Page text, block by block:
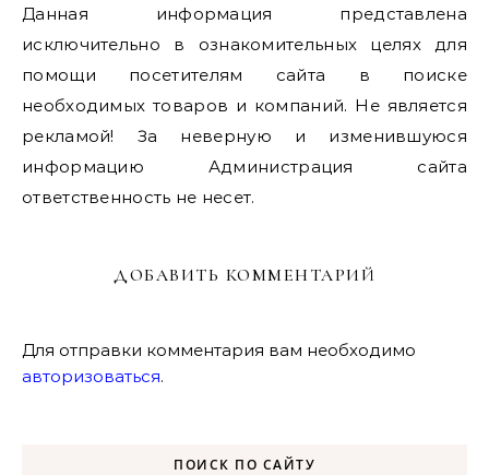
Данная информация представлена
исключительно в ознакомительных целях для
помощи посетителям сайта в поиске
необходимых товаров и компаний. Не является
рекламой! За неверную и изменившуюся
информацию Администрация сайта
ответственность не несет.
ДОБАВИТЬ КОММЕНТАРИЙ
Для отправки комментария вам необходимо
авторизоваться.
ПОИСК ПО САЙТУ